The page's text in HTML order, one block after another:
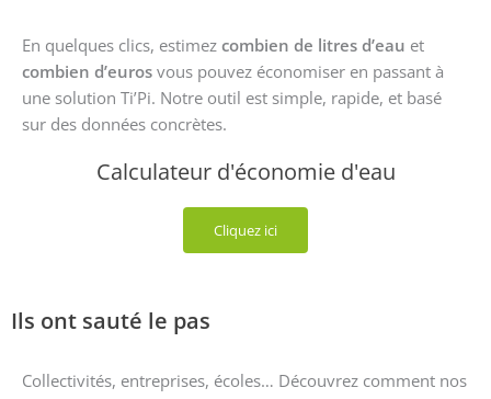
En quelques clics, estimez combien de litres d’eau et
combien d’euros vous pouvez économiser en passant à
une solution Ti’Pi. Notre outil est simple, rapide, et basé
sur des données concrètes.
Calculateur d'économie d'eau
Cliquez ici
Ils ont sauté le pas
Collectivités, entreprises, écoles… Découvrez comment nos